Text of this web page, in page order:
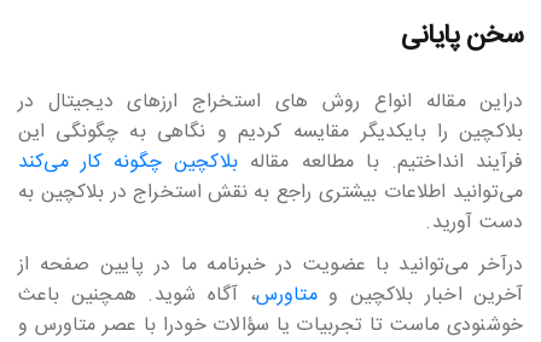
سخن پایانی
دراین مقاله انواع روش های استخراج ارزهای دیجیتال در
بلاکچین را بایکدیگر مقایسه کردیم و نگاهی به چگونگی این
فرآیند انداختیم. با مطالعه مقالهبلاکچین چگونه کار می‎‎‎‎‎‎‎کند
می‎‎‎‎‎‎‎توانید اطلاعات بیشتری راجع به نقش استخراج در بلاکچین به
دست آورید.
درآخر می‎‎‎‎‎‎‎توانید با عضویت در خبرنامه ما در پایین صفحه از
آخرین اخبار بلاکچین ومتاورس، آگاه شوید. همچنین باعث
خوشنودی ماست تا تجربیات یا سؤالات خودرا با عصر متاورس و